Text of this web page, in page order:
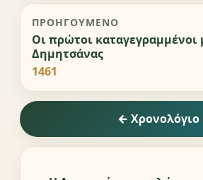
ΠΡΟΗΓΟΎΜΕΝΟ
Οι πρώτοι καταγεγραμμένοι
Δημητσάνας
1461
← Χρονολόγιο